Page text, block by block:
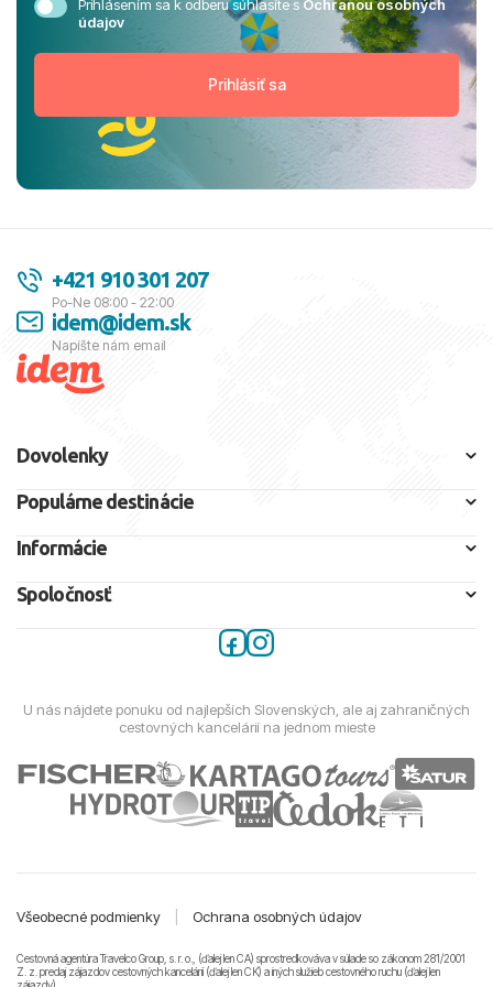
Prihlásením sa k odberu súhlasíte sOchranou osobných
údajov
+421 910 301 207
Po-Ne 08:00 - 22:00
idem@idem.sk
Napíšte nám email
Dovolenky
Populárne destinácie
Informácie
Spoločnosť
U nás nájdete ponuku od najlepších Slovenských, ale aj zahraničných
cestovných kancelárií na jednom mieste
Všeobecné podmienky Ochrana osobných údajov
Cestovná agentúra Travelco Group, s. r. o., (ďalej len CA) sprostredkováva v súlade so zákonom 281/2001
Z. z. predaj zájazdov cestovných kancelárii (ďalej len CK) a iných služieb cestovného ruchu (ďalej len